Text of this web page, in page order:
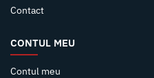
Contact
CONTUL MEU
Contul meu